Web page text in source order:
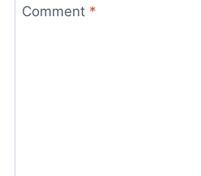
Comment *